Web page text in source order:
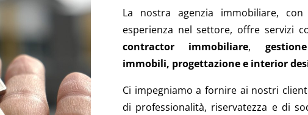
La nostra agenzia immobiliare,
esperienza nel settore, offre servizi
contractor immobiliare,
immobili, progettazione e interior
Ci impegniamo a fornire ai nostri
di professionalità, riservatezza e di